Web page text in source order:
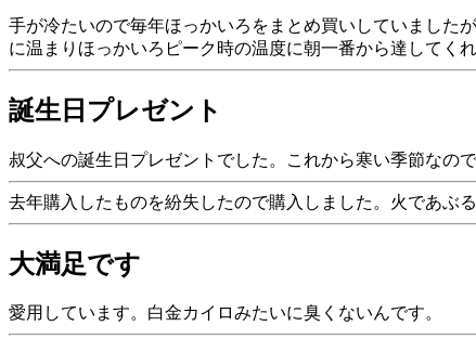
手が冷たいので毎年ほっかいろをまとめ買いしていました
に温まりほっかいろピーク時の温度に朝一番から達してく
誕生日プレゼント
叔父への誕生日プレゼントでした。これから寒い季節なの
去年購入したものを紛失したので購入しました。火であぶ
大満足です
愛用しています。白金カイロみたいに臭くないんです。